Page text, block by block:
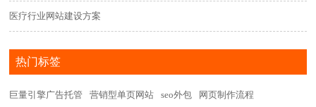
医疗行业网站建设方案
热门标签
巨量引擎广告托管 营销型单页网站 seo外包
网页制作流程